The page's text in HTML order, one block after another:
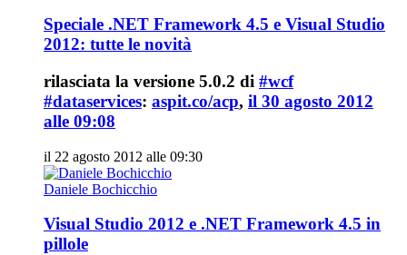
Speciale .NET Framework 4.5 e Visual Studio
2012: tutte le novità
rilasciata la versione 5.0.2 di #wcf
#dataservices: aspit.co/acp, il 30 agosto 2012
alle 09:08
il 22 agosto 2012 alle 09:30
Daniele Bochicchio
Visual Studio 2012 e .NET Framework 4.5 in
pillole